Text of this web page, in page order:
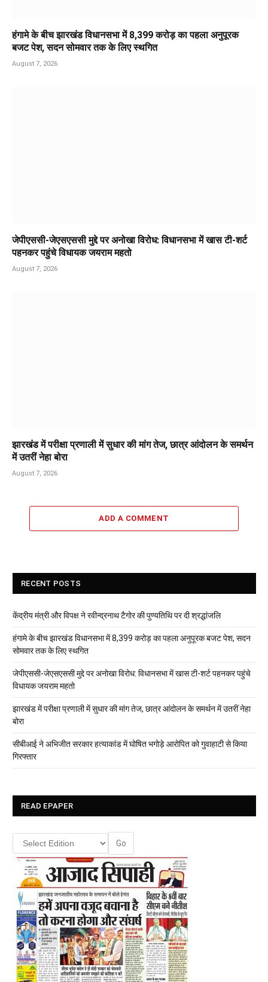
हंगामे के बीच झारखंड विधानसभा में 8,399 करोड़ का पहला अनुपूरक
बजट पेश, सदन सोमवार तक के लिए स्थगित
August 7, 2026
जेपीएससी-जेएसएससी मुद्दे पर अनोखा विरोध: विधानसभा में खास टी-शर्ट
पहनकर पहुंचे विधायक जयराम महतो
August 7, 2026
झारखंड में परीक्षा प्रणाली में सुधार की मांग तेज, छात्र आंदोलन के समर्थन
में उतरीं नेहा बोरा
August 7, 2026
ADD A COMMENT
RECENT POSTS
केंद्रीय मंत्री और विपक्ष ने रवीन्द्रनाथ टैगोर की पुण्यतिथि पर दी श्रद्धांजलि
हंगामे के बीच झारखंड विधानसभा में 8,399 करोड़ का पहला अनुपूरक बजट पेश, सदन
सोमवार तक के लिए स्थगित
जेपीएससी-जेएसएससी मुद्दे पर अनोखा विरोध: विधानसभा में खास टी-शर्ट पहनकर पहुंचे
विधायक जयराम महतो
झारखंड में परीक्षा प्रणाली में सुधार की मांग तेज, छात्र आंदोलन के समर्थन में उतरीं नेहा
बोरा
सीबीआई ने अभिजीत सरकार हत्याकांड में घोषित भगोड़े आरोपित को गुवाहाटी से किया
गिरफ्तार
READ EPAPER